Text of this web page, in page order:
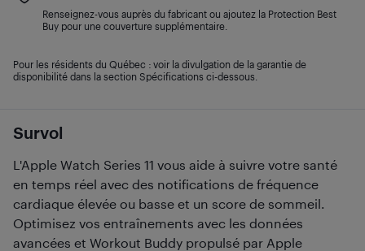
Survol
L'Apple Watch Series 11 vous aide à suivre votre santé
en temps réel avec des notifications de fréquence
cardiaque élevée ou basse et un score de sommeil.
Optimisez vos entraînements avec les données
avancées et Workout Buddy propulsé par Apple
Renseignez-vous auprès du fabricant ou ajoutez la Protection Best
Buy pour une couverture supplémentaire.
Pour les résidents du Québec : voir la divulgation de la garantie de
disponibilité dans la section Spécifications ci-dessous.